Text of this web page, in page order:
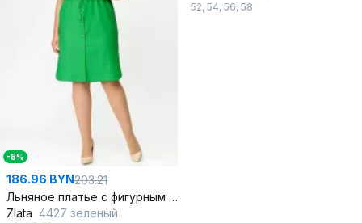
-8%
186.96 BYN203.21
Льняное платье с фигурным V-образным вырезом и разрезами
Zlata 4427 зеленый
52, 54, 56, 58